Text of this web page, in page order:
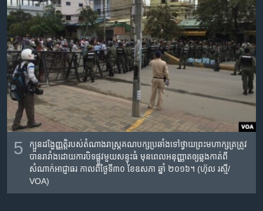
5
ក្បួនដង្ហែញ្ញតិ្ត​របស់​តំណាងរាស្រ្ត​គណបក្ស​ប្រឆាំង​ទៅ​ថ្វាយ​​ព្រះមហាក្សត្រ​​ត្រូវ​
បាន​រារាំង​ដោយ​ការ​បិទផ្លូវ​​មួយ​សន្ទុះ​ធំ​ មុនពេលអនុញ្ញាត​ឲ្យ​ឆ្លង​កាត់​ពី​
សំណាក់​អាជ្ញាធរ កាល​ពី​ថ្ងៃ​ទី៣០ ខែ​ឧសភា ឆ្នាំ​ ២០១៦។ (ហ៊ុល រស្មី/
VOA)